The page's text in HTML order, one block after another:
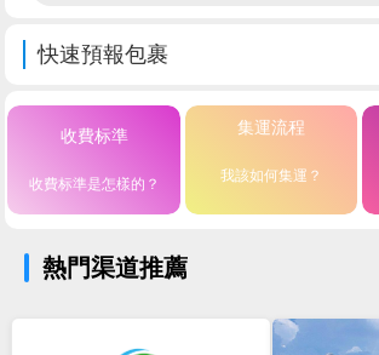
快速預報包裹
收費标準
收費标準是怎樣的？
集運流程
我該如何集運？
熱門渠道推薦